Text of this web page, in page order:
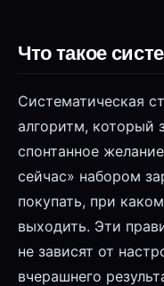
Что такое
Систематическая
алгоритм, который
спонтанное
сейчас» набором
покупать, при
выходить. Эти
не зависят от
вчерашнего